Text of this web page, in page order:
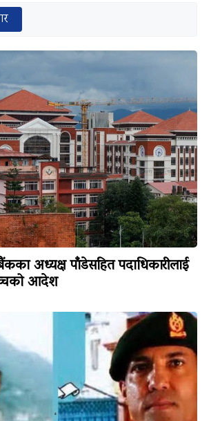
अध्यक्ष पाँडेसहित पदाधिकारीलाई
आदेश